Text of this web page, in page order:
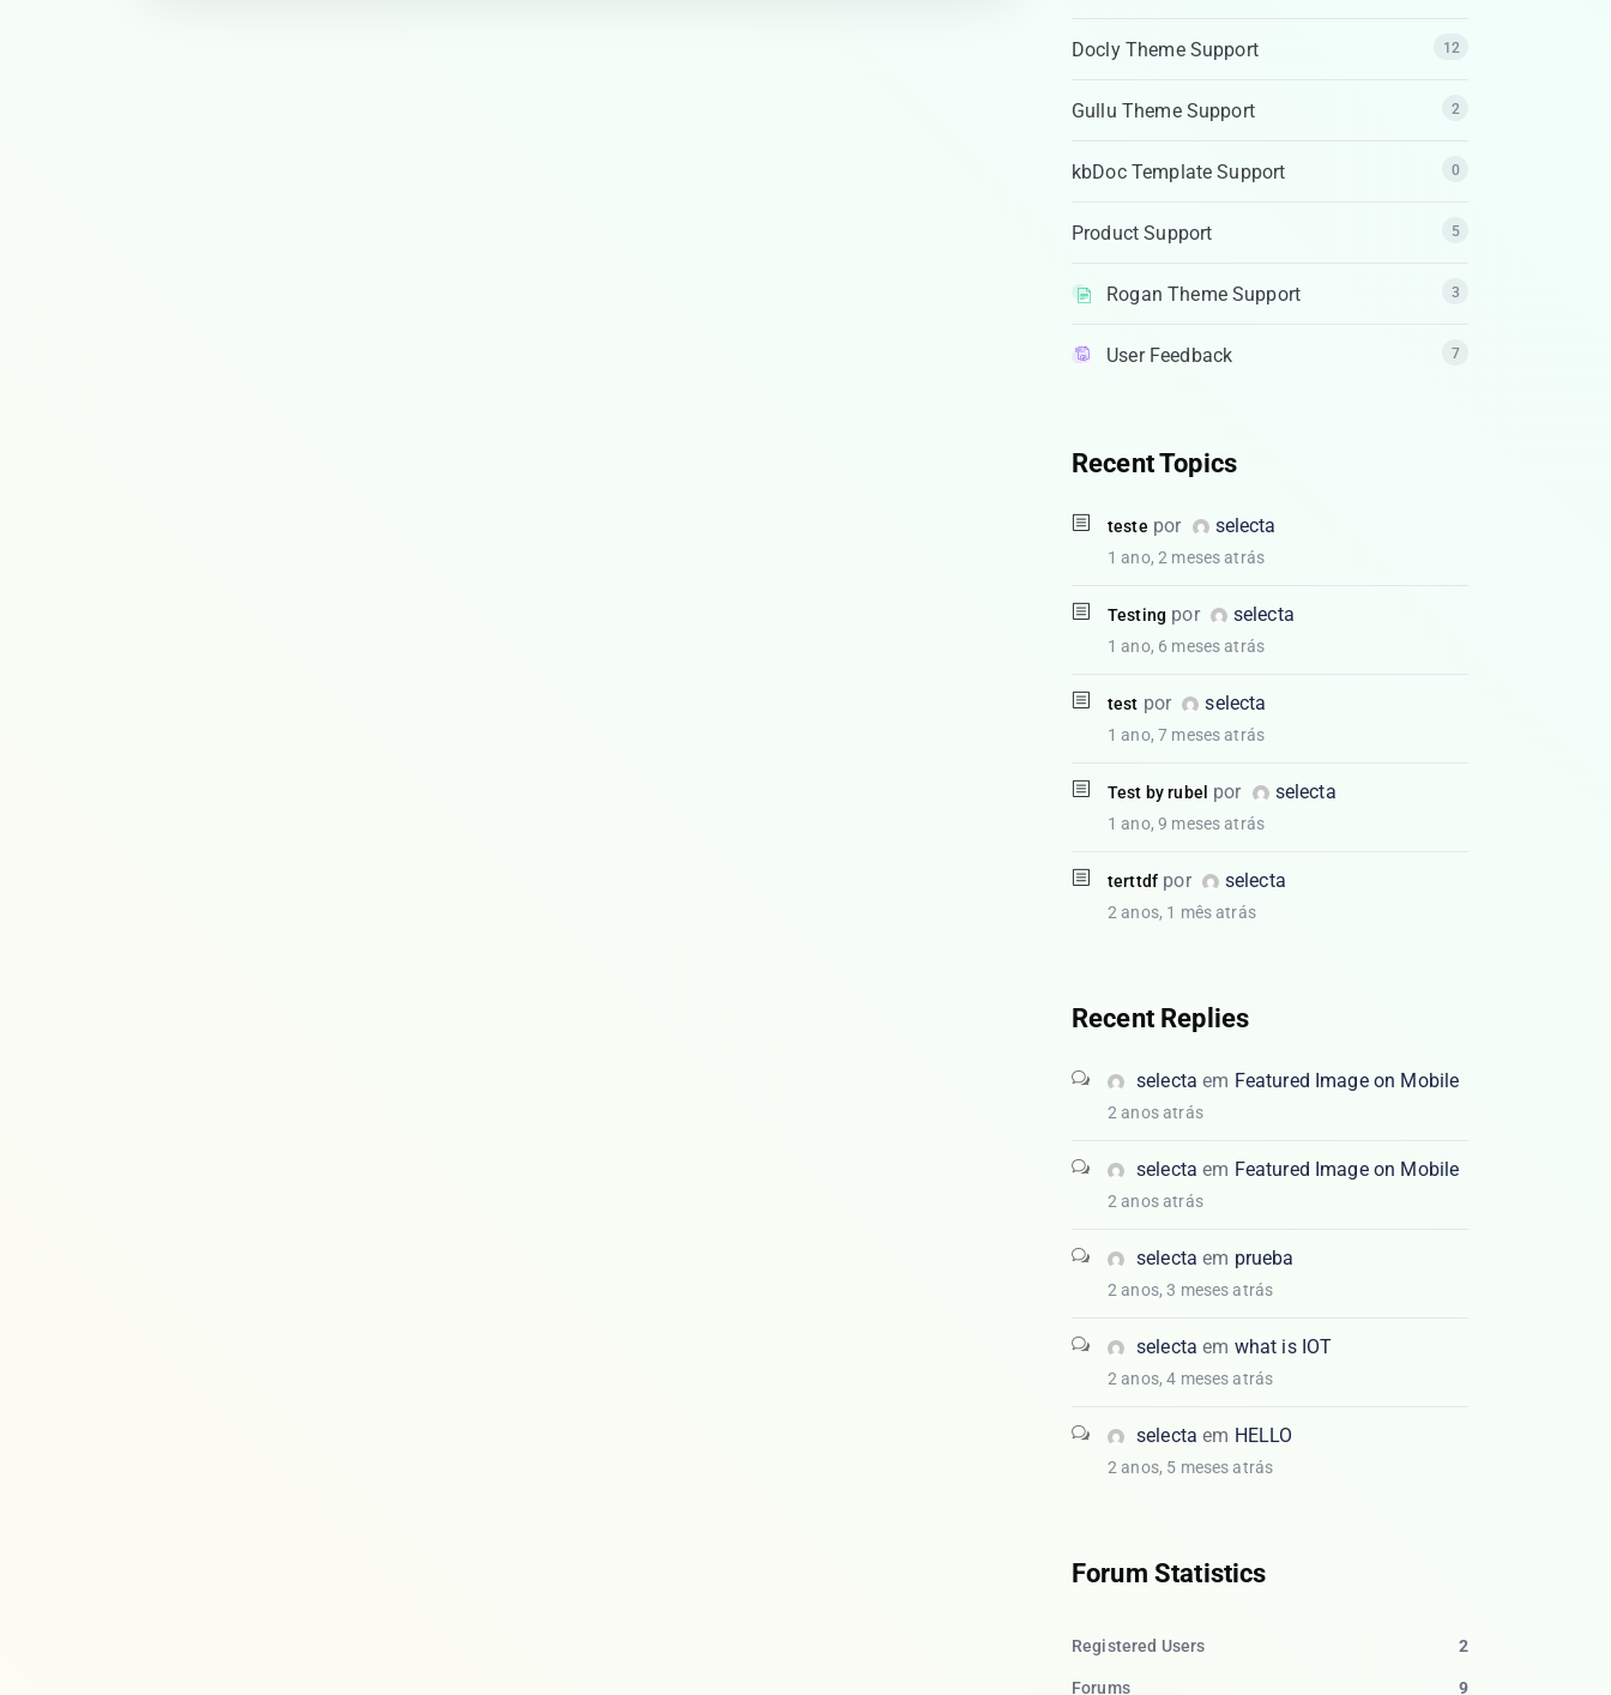
Docly Theme Support 12
Gullu Theme Support 2
kbDoc Template Support 0
Product Support 5
Rogan Theme Support 3
User Feedback 7
Recent Topics
teste por selecta
1 ano, 2 meses atrás
Testing por selecta
1 ano, 6 meses atrás
test por selecta
1 ano, 7 meses atrás
Test by rubel por selecta
1 ano, 9 meses atrás
terttdf por selecta
2 anos, 1 mês atrás
Recent Replies
selecta em Featured Image on Mobile
2 anos atrás
selecta em Featured Image on Mobile
2 anos atrás
selecta em prueba
2 anos, 3 meses atrás
selecta em what is IOT
2 anos, 4 meses atrás
selecta em HELLO
2 anos, 5 meses atrás
Forum Statistics
Registered Users 2
Forums 9